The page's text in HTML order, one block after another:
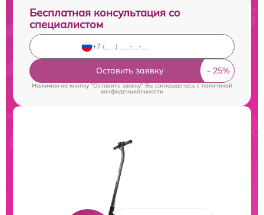
Бесплатная консультация со
специалистом
Оставить заявку
Нажимая на кнопку "Оставить заявку" Вы соглашаетесь cполитикой
конфиденциальности